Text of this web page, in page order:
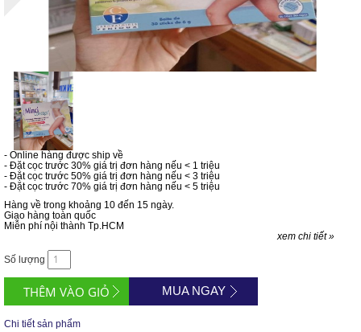
- Online hàng được ship về
- Đặt cọc trước 30% giá trị đơn hàng nếu < 1 triệu
- Đặt cọc trước 50% giá trị đơn hàng nếu < 3 triệu
- Đặt cọc trước 70% giá trị đơn hàng nếu < 5 triệu
Hàng về trong khoảng 10 đến 15 ngày.
Giao hàng toàn quốc
Miễn phí nội thành Tp.HCM
xem chi tiết »
Số lượng
MUA NGAY
Chi tiết sản phẩm